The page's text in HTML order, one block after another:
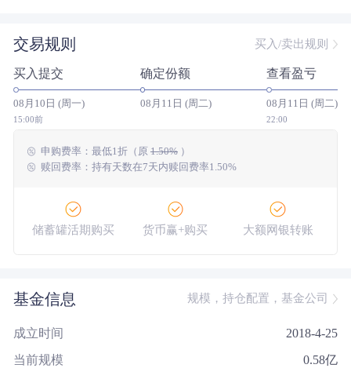
近三年 66/825
近五年 58.11% 2.38% 66/606
今年以来 1/1050
成立以来 184.96%
交易规则 买入/卖出规则
买入提交
08月10日 (周一)
15:00前
确定份额
08月11日 (周二)
查看盈亏
08月11日 (周二)
22:00
申购费率： 最低1折（原 1.50%）
赎回费率：持有天数在7天内赎回费率1.50%
储蓄罐活期购买 货币赢+购买 大额网银转账
基金信息 规模，持仓配置，基金公司
成立时间 2018-4-25
当前规模 0.58亿